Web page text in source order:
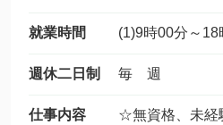
就業時間 (1)9時00分～18
週休二日制 毎 週
仕事内容
☆無資格、未経